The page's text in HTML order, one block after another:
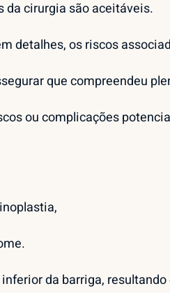
da cirurgia são aceitáveis.
detalhes, os riscos
que compreendeu
ou complicações
da barriga,